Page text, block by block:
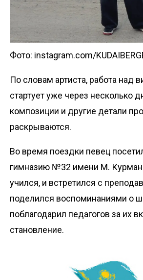
Фото: instagram.com/
По словам артиста, работа над
стартует уже через несколько
композиции и другие детали
раскрываются.
Во время поездки певец
гимназию №32 имени М.
учился, и встретился с
поделился воспоминаниями о
поблагодарил педагогов за их
становление.